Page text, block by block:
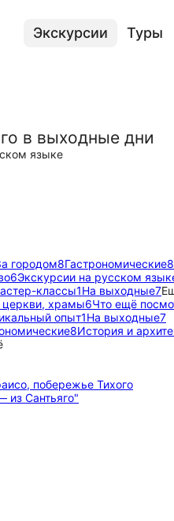
Экскурсии Туры
в выходные дни
языке
городом8Гастрономические8
6Экскурсии на русском
классы1На выходные7
храмы6Что ещё
опыт1На выходные7
8История и